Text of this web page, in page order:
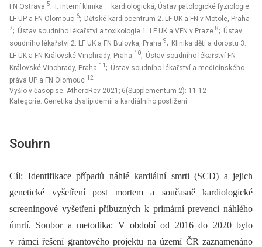
FN Ostrava 5; I. interní klinika – kardiologická, Ústav patologické fyziologie
LF UP a FN Olomouc 6; Dětské kardiocentrum 2. LF UK a FN v Motole, Praha
7; Ústav soudního lékařství a toxikologie 1. LF UK a VFN v Praze 8; Ústav
soudního lékařství 2. LF UK a FN Bulovka, Praha 9; Klinika dětí a dorostu 3.
LF UK a FN Královské Vinohrady, Praha 10; Ústav soudního lékařství FN
Královské Vinohrady, Praha 11 ; Ústav soudního lékařství a medicínského
práva UP a FN Olomouc 12
Vyšlo v časopise: AtheroRev 2021; 6(Supplementum 2): 11-12
Kategorie: Genetika dyslipidemií a kardiálního postižení
Souhrn
Cíl: Identifikace případů náhlé kardiální smrti (SCD) a jejich
genetické vyšetření post mortem a současně kardiologické
screeningové vyšetření příbuzných k primární prevenci náhlého
úmrtí. Soubor a metodika: V období od 2016 do 2020 bylo
v rámci řešení grantového projektu na území ČR zaznamenáno